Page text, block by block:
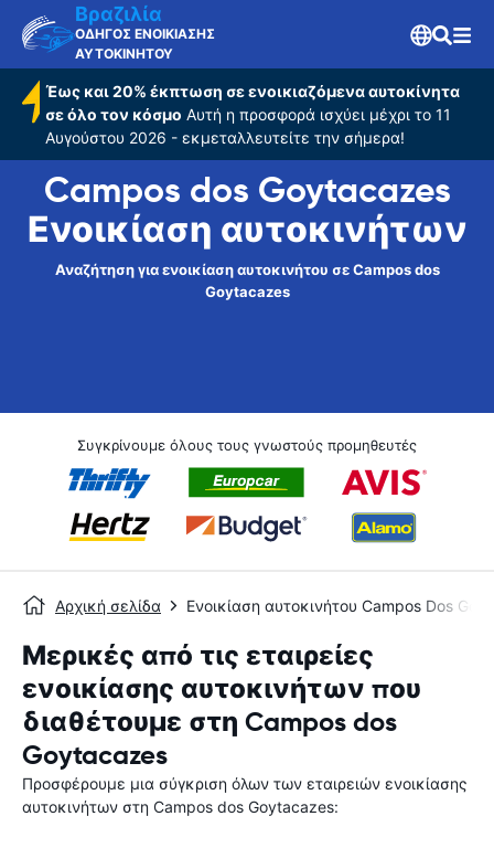
Βραζιλία
ΟΔΗΓΟΣ ΕΝΟΙΚΙΑΣΗΣ
ΑΥΤΟΚΙΝΗΤΟΥ
Έως και 20% έκπτωση σε ενοικιαζόμενα αυτοκίνητα
σε όλο τον κόσμο Αυτή η προσφορά ισχύει μέχρι το 11
Αυγούστου 2026 - εκμεταλλευτείτε την σήμερα!
Campos dos Goytacazes
Ενοικίαση αυτοκινήτων
Αναζήτηση για ενοικίαση αυτοκινήτου σε Campos dos
Goytacazes
Συγκρίνουμε όλους τους γνωστούς προμηθευτές
Αρχική σελίδα Ενοικίαση αυτοκινήτου Campos Dos
Μερικές από τις εταιρείες
ενοικίασης αυτοκινήτων που
διαθέτουμε στη Campos dos
Goytacazes
Προσφέρουμε μια σύγκριση όλων των εταιρειών ενοικίασης
αυτοκινήτων στη Campos dos Goytacazes: